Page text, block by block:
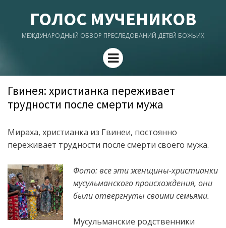
ГОЛОС МУЧЕНИКОВ
МЕЖДУНАРОДНЫЙ ОБЗОР ПРЕСЛЕДОВАНИЙ ДЕТЕЙ БОЖЬИХ
Menu
Гвинея: христианка переживает
трудности после смерти мужа
Мираха, христианка из Гвинеи, постоянно
переживает трудности после смерти своего мужа.
Фото: все эти женщины-христианки
мусульманского происхождения, они
были отвергнуты своими семьями.
Мусульманские родственники